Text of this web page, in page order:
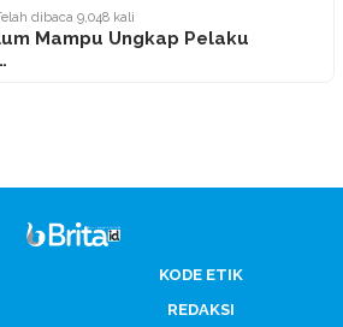
dibaca 9,048 kali
Mampu Ungkap Pelaku
KODE ETIK
REDAKSI